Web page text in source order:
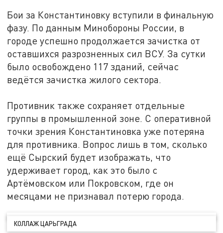
Бои за Константиновку вступили в финальную
фазу. По данным Минобороны России, в
городе успешно продолжается зачистка от
оставшихся разрозненных сил ВСУ. За сутки
было освобождено 117 зданий, сейчас
ведётся зачистка жилого сектора.
Противник также сохраняет отдельные
группы в промышленной зоне. С оперативной
точки зрения Константиновка уже потеряна
для противника. Вопрос лишь в том, сколько
ещё Сырский будет изображать, что
удерживает город, как это было с
Артёмовском или Покровском, где он
месяцами не признавал потерю города.
КОЛЛАЖ ЦАРЬГРАДА